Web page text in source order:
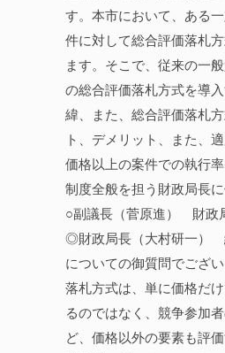
す。本市において、ある
件に対して総合評価落札
ます。そこで、従来の一
の総合評価落札方式を導
緯、また、総合評価落札
ト、デメリット、また、
価格以上の案件での執行
制度全般を担う財政局長に
○副議長（菅原進） 財政
◎財政局長（大村研一）
についての御質問でござ
落札方式は、単に価格だ
るのではなく、競争参加
ど、価格以外の要素も評価